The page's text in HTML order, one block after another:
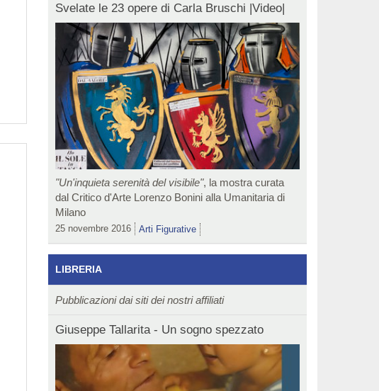
Svelate le 23 opere di Carla Bruschi |Video|
"Un'inquieta serenità del visibile", la mostra curata
dal Critico d'Arte Lorenzo Bonini alla Umanitaria di
Milano
25 novembre 2016 Arti Figurative
LIBRERIA
Pubblicazioni dai siti dei nostri affiliati
Giuseppe Tallarita - Un sogno spezzato